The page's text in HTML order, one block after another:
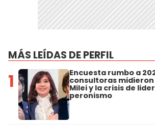
MÁS LEÍDAS DE PERFIL
1 Encuesta rumbo a
consultoras
Milei y la crisis de
peronismo